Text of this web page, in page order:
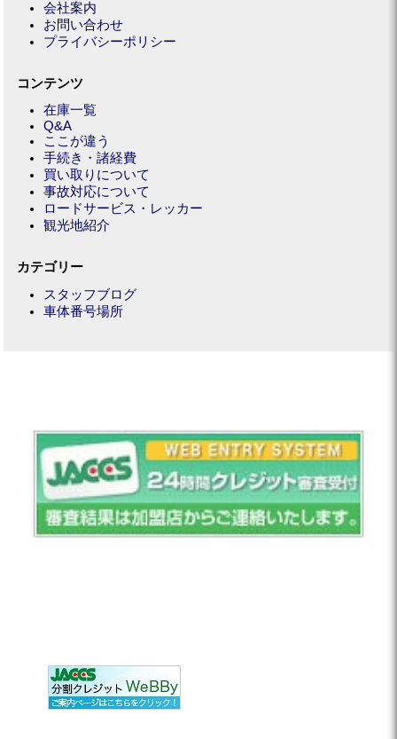
会社案内
お問い合わせ
プライバシーポリシー
コンテンツ
在庫一覧
Q&A
ここが違う
手続き・諸経費
買い取りについて
事故対応について
ロードサービス・レッカー
観光地紹介
カテゴリー
スタッフブログ
車体番号場所